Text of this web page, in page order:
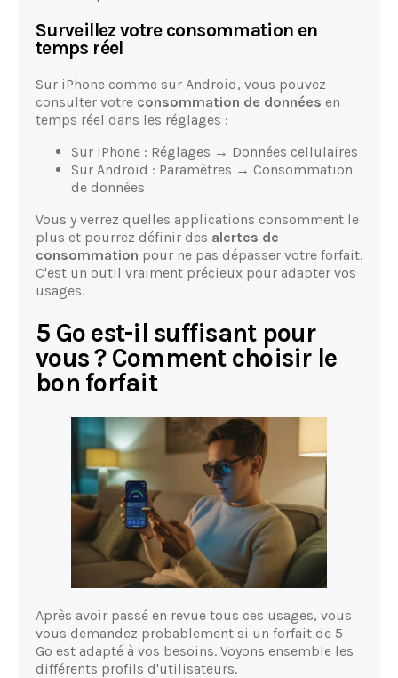
Surveillez votre consommation en
temps réel
Sur iPhone comme sur Android, vous pouvez
consulter votre consommation de données en
temps réel dans les réglages :
Sur iPhone : Réglages → Données cellulaires
Sur Android : Paramètres → Consommation
de données
Vous y verrez quelles applications consomment le
plus et pourrez définir des alertes de
consommation pour ne pas dépasser votre forfait.
C'est un outil vraiment précieux pour adapter vos
usages.
5 Go est-il suffisant pour
vous ? Comment choisir le
bon forfait
Après avoir passé en revue tous ces usages, vous
vous demandez probablement si un forfait de 5
Go est adapté à vos besoins. Voyons ensemble les
différents profils d'utilisateurs.